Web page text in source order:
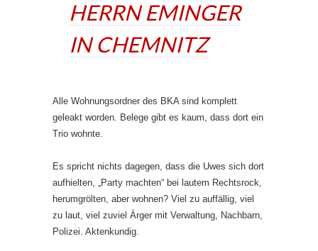
HERRN EMINGER
IN CHEMNITZ
Alle Wohnungsordner des BKA sind komplett
geleakt worden. Belege gibt es kaum, dass dort ein
Trio wohnte.
Es spricht nichts dagegen, dass die Uwes sich dort
aufhielten, „Party machten“ bei lautem Rechtsrock,
herumgrölten, aber wohnen? Viel zu auffällig, viel
zu laut, viel zuviel Ärger mit Verwaltung, Nachbarn,
Polizei. Aktenkundig.